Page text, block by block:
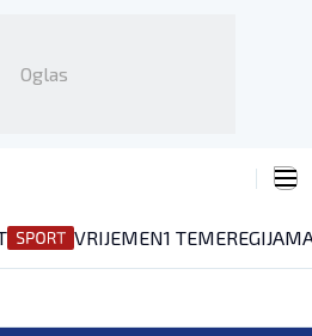
Oglas
VRIJEMEN1 TEMEREGIJA